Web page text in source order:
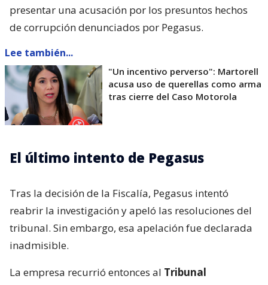
presentar una acusación por los presuntos hechos
de corrupción denunciados por Pegasus.
Lee también...
"Un incentivo perverso": Martorell
acusa uso de querellas como arma
tras cierre del Caso Motorola
El último intento de Pegasus
Tras la decisión de la Fiscalía, Pegasus intentó
reabrir la investigación y apeló las resoluciones del
tribunal. Sin embargo, esa apelación fue declarada
inadmisible.
La empresa recurrió entonces al Tribunal